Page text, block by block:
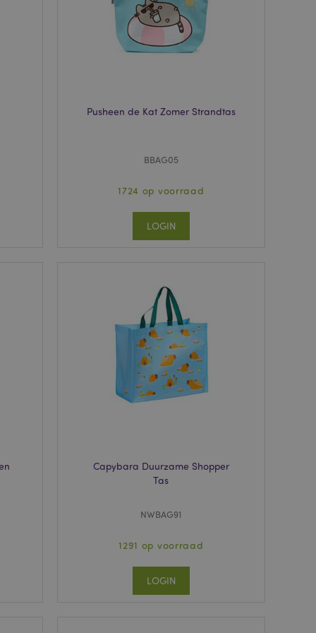
Pusheen de Kat Zomer Strandtas
BBAG05
1724 op voorraad
LOGIN
Capybara Duurzame Shopper
Tas
NWBAG91
1291 op voorraad
LOGIN
gebruikt door
markeren dat de
een gebruiker is
maakt het
het cachen van
om
voor
gebruikt om
gesproken een
hoe het
behouden van
gebruiker tussen
Admin de lokale
in op true.
noodzakelijke
deze wordt
risicoanalyse.
het cachen van
om
meldingen bij
getoond, zoals
vergeleken
acties,
bekeken
navigatie.